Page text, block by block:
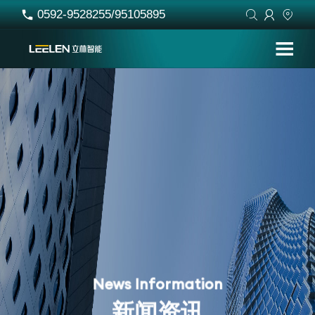
 0592-9528255/95105895   
News Information